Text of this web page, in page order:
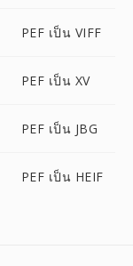
PEF เป็น VIFF
PEF เป็น XV
PEF เป็น JBG
PEF เป็น HEIF